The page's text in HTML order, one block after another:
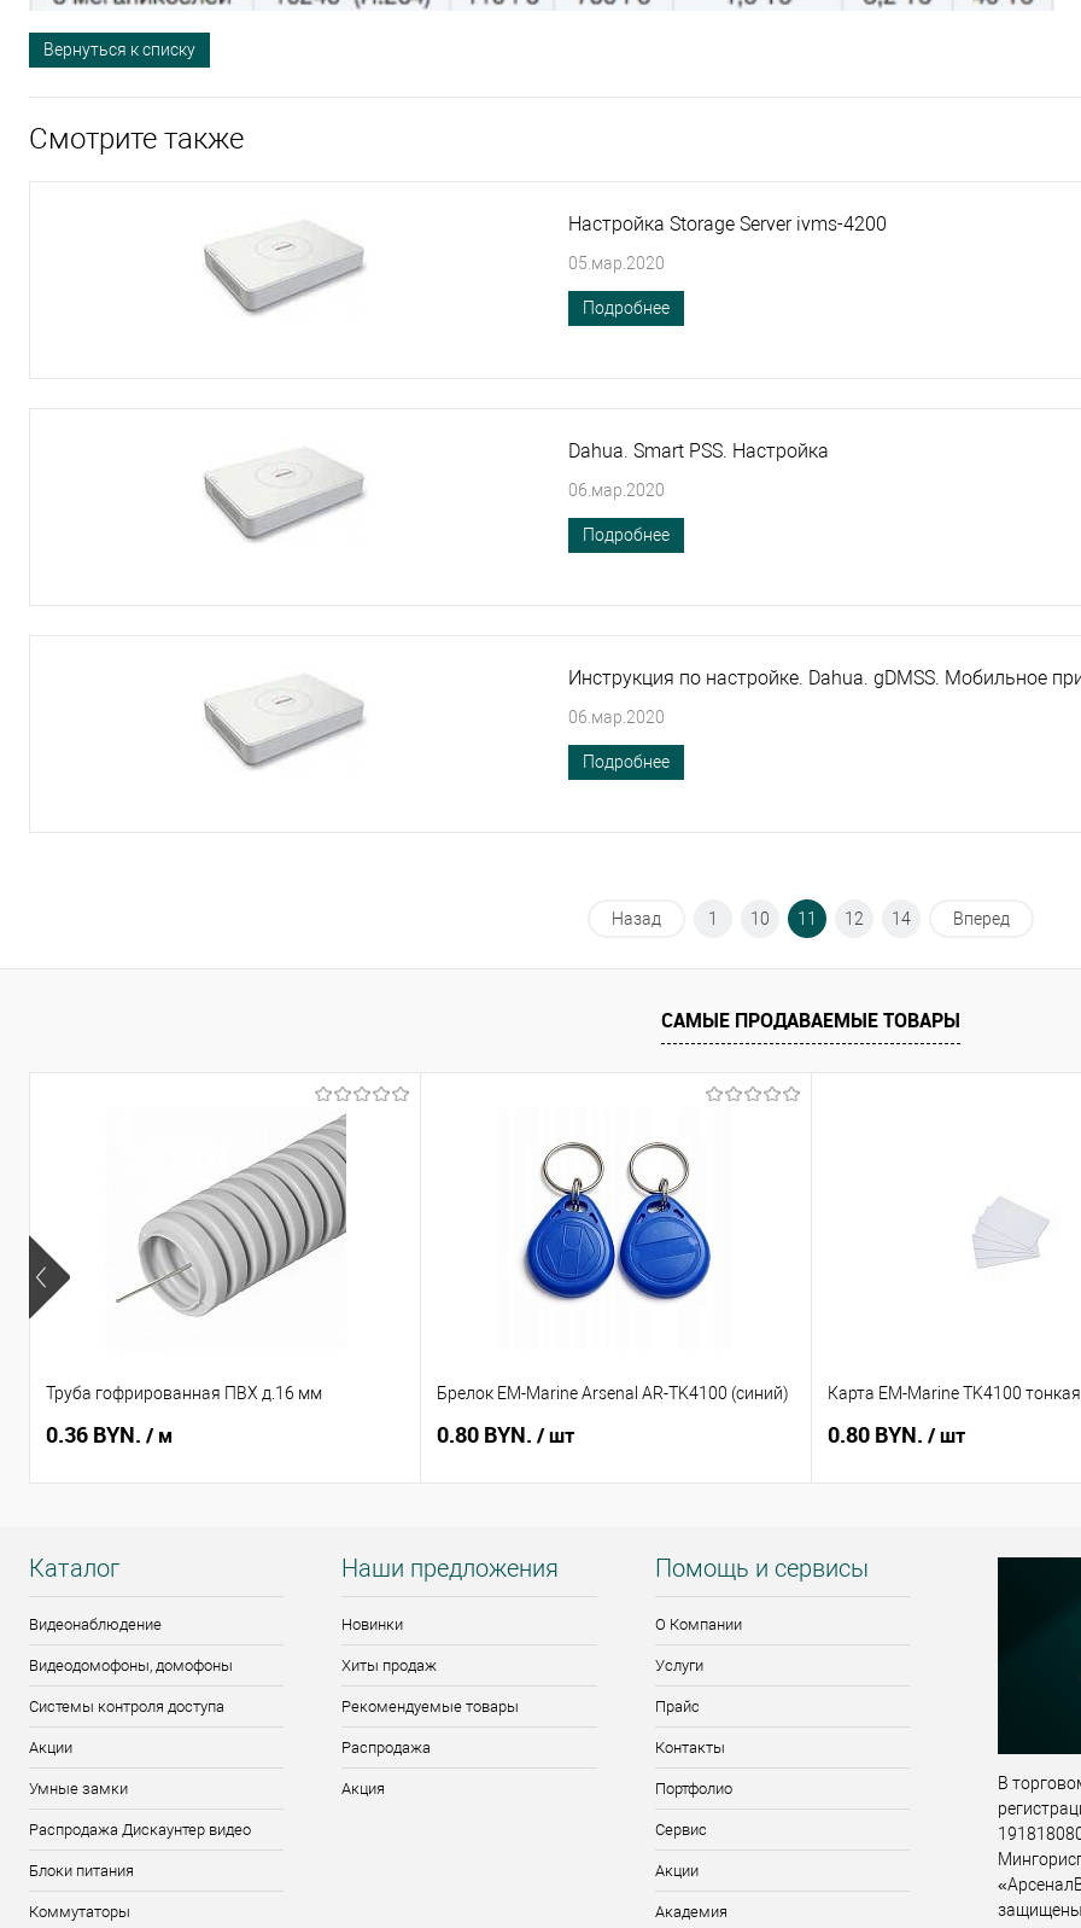
Вернуться к списку
Смотрите также
Настройка Storage Server ivms-4200
05.мар.2020
Подробнее
Dahua. Smart PSS. Настройка
06.мар.2020
Подробнее
Инструкция по настройке. Dahua. gDMSS. Мобильное
06.мар.2020
Подробнее
Назад 1 10 11 12 14 Вперед
САМЫЕ ПРОДАВАЕМЫЕ ТОВАРЫ
Труба гофрированная ПВХ д.16 мм
0.36 BYN. / м
Брелок EM-Marine Arsenal AR-TK4100 (синий)
0.80 BYN. / шт
Карта EM-Marine TK4100
0.80 BYN. / шт
Каталог
Видеонаблюдение
Видеодомофоны, домофоны
Системы контроля доступа
Акции
Умные замки
Распродажа Дискаунтер видео
Блоки питания
Коммутаторы
Наши предложения
Новинки
Хиты продаж
Рекомендуемые товары
Распродажа
Акция
Помощь и сервисы
О Компании
Услуги
Прайс
Контакты
Портфолио
Сервис
Акции
Академия
В
защищены.